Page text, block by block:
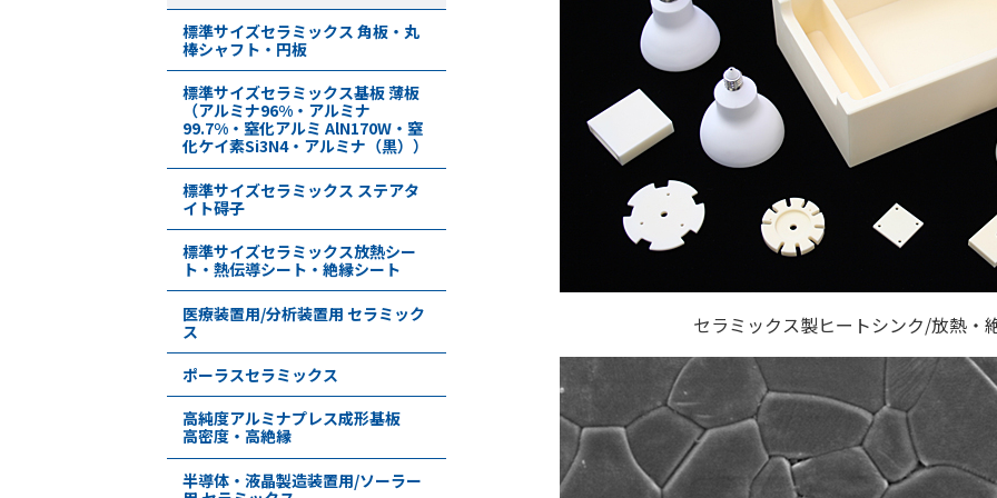
セラミックス製ヒートシンク/放熱・
標準サイズセラミックス 角板・丸
棒シャフト・円板
標準サイズセラミックス基板 薄板
（アルミナ96%・アルミナ
99.7%・窒化アルミ AlN170W・窒
化ケイ素Si3N4・アルミナ（黒））
標準サイズセラミックス ステアタ
イト碍子
標準サイズセラミックス放熱シー
ト・熱伝導シート・絶縁シート
医療装置用/分析装置用 セラミック
ス
ポーラスセラミックス
高純度アルミナプレス成形基板
高密度・高絶縁
半導体・液晶製造装置用/ソーラー